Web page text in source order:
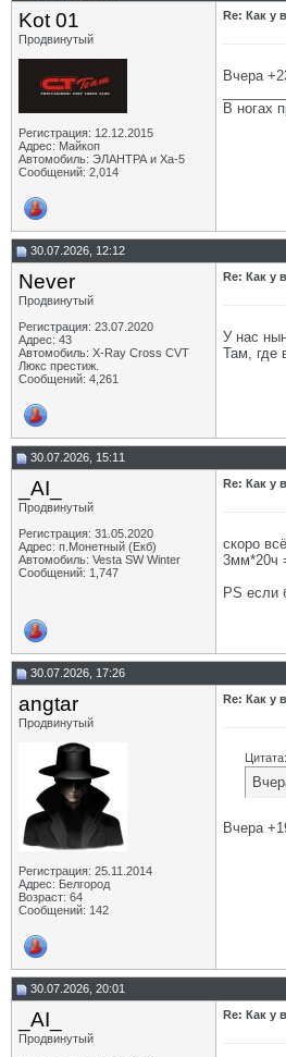
Kot 01
Продвинутый
Регистрация: 12.12.2015
Адрес: Майкоп
Автомобиль: ЭЛАНТРА и Ха-5
Сообщений: 2,014
Re: Как у
Вчера
В ногах
30.07.2026, 12:12
Never
Продвинутый
Регистрация: 23.07.2020
Адрес: 43
Автомобиль: X-Ray Cross CVT
Люкс престиж.
Сообщений: 4,261
Re: Как у
У нас
Там, где
30.07.2026, 15:11
_AI_
Продвинутый
Регистрация: 31.05.2020
Адрес: п.Монетный (Екб)
Автомобиль: Vesta SW Winter
Сообщений: 1,747
Re: Как у
скоро
3мм*20ч
PS если
30.07.2026, 17:26
angtar
Продвинутый
Регистрация: 25.11.2014
Адрес: Белгород
Возраст: 64
Сообщений: 142
Re: Как у
Цитата:
Вчера
30.07.2026, 20:01
_AI_
Продвинутый
Re: Как у